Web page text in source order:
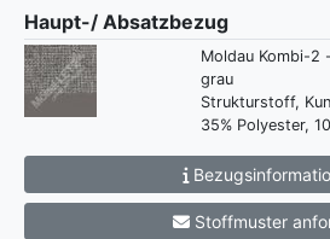
Haupt-/ Absatzbezug
Moldau Kombi-
grau
Strukturstoff,
35% Polyester,
Stoffmuster